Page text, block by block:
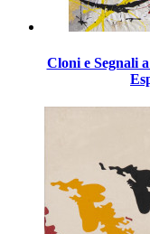
Cloni e Segnali